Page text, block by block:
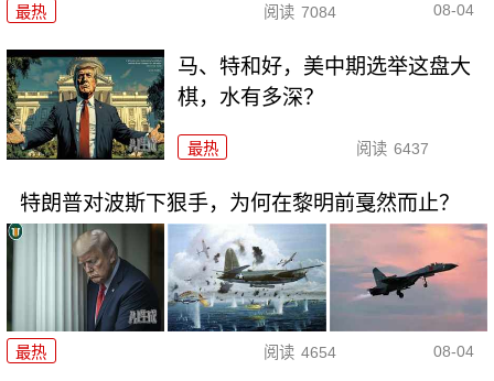
最热 阅读 7084 08-04
马、特和好，美中期选举这盘大
棋，水有多深？
最热 阅读 6437
特朗普对波斯下狠手，为何在黎明前戛然而止？
最热 阅读 4654 08-04